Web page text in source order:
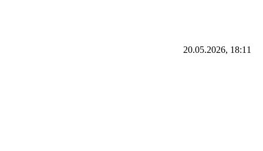
20.05.2026, 18:11